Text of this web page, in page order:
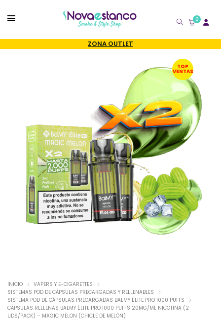
0
ZONA OUTLET
TOP
VENTAS
INICIO
VAPERS Y E-CIGARETTES
SISTEMAS POD DE CÁPSULAS PRECARGADAS Y RELLENABLES
SISTEMA POD DE CÁPSULAS PRECARGADAS BALMY ÉLITE PRO 1000 PUFFS
CÁPSULAS RELLENAS BALMY ÉLITE PRO 1000 PUFFS 20MG/ML NICOTINA (2
UDS/PACK) – MAGIC MELON (CHICLE DE MELÓN)